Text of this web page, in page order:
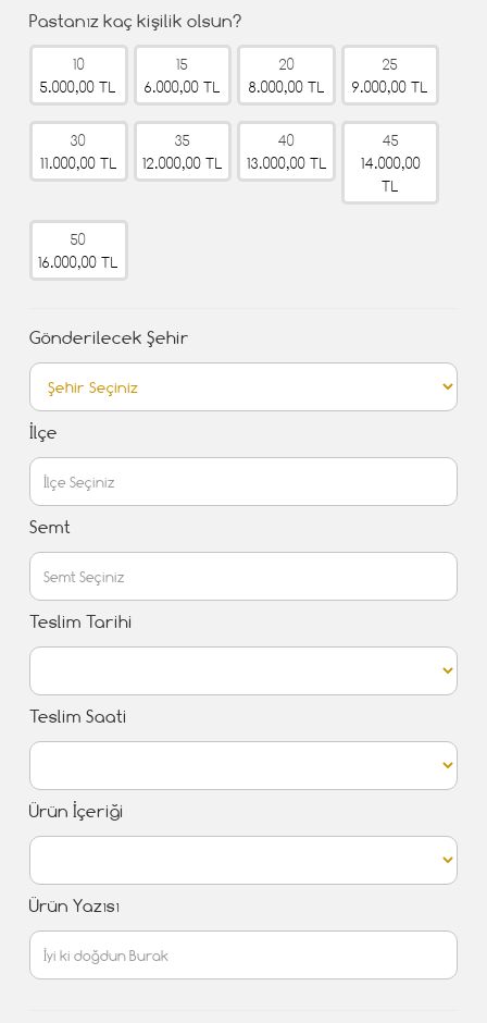
Pastanız kaç kişilik olsun?
10
5.000,00 TL
15
6.000,00 TL
20
8.000,00 TL
25
9.000,00 TL
30
11.000,00 TL
35
12.000,00 TL
40
13.000,00 TL
45
14.000,00
TL
50
16.000,00 TL
Gönderilecek Şehir
İlçe
Semt
Teslim Tarihi
Teslim Saati
Ürün İçeriği
Ürün Yazısı